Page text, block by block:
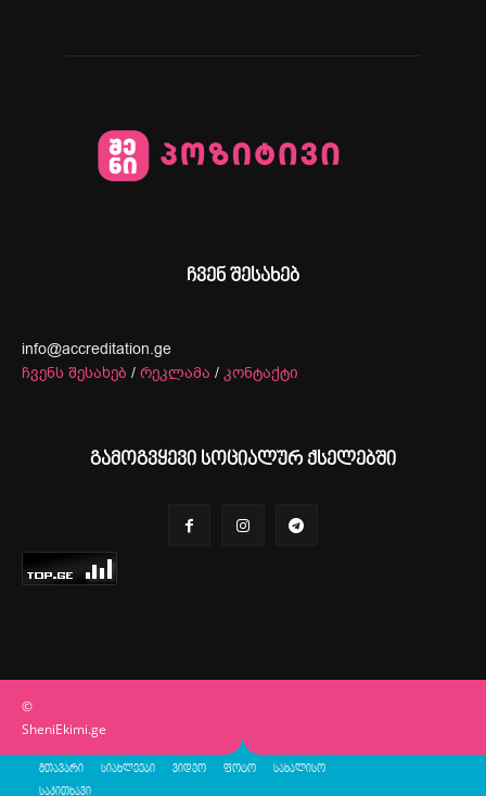
ჩვენ შესახებ
info@accreditation.ge
ჩვენს შესახებ / რეკლამა / კონტაქტი
გამოგვყევი სოციალურ ქსელებში
©
SheniEkimi.ge
მთავარი სიახლეები ვიდეო ფოტო სახალისო
საკითხავი